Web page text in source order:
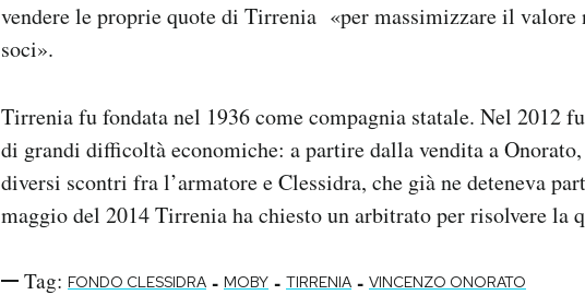
vendere le proprie quote di Tirrenia «per massimizzare il valore
soci».
Tirrenia fu fondata nel 1936 come compagnia statale. Nel 2012
di grandi difficoltà economiche: a partire dalla vendita a
diversi scontri fra l’armatore e Clessidra, che già ne deteneva
maggio del 2014 Tirrenia ha chiesto un arbitrato per risolvere la
Tag: FONDO CLESSIDRA - MOBY - TIRRENIA - VINCENZO ONORATO